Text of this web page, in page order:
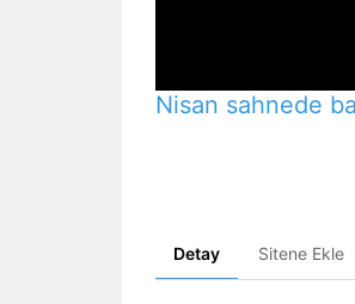
Nisan sahnede
Detay Sitene Ekle